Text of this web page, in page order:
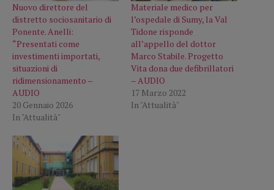
Nuovo direttore del
distretto sociosanitario di
Ponente. Anelli:
“Presentati come
investimenti importati,
situazioni di
ridimensionamento –
AUDIO
20 Gennaio 2026
In "Attualità"
Materiale medico per
l’ospedale di Sumy, la Val
Tidone risponde
all’appello del dottor
Marco Stabile. Progetto
Vita dona due defibrillatori
– AUDIO
17 Marzo 2022
In "Attualità"